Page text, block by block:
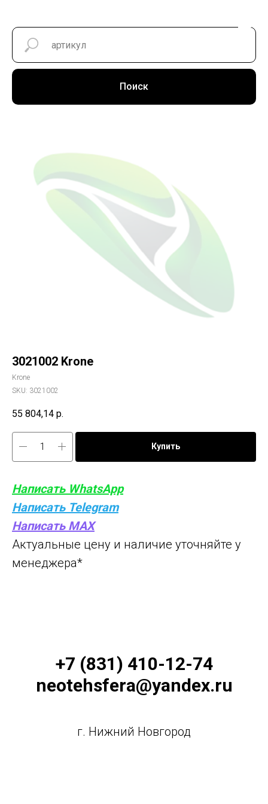
Поиск
3021002 Krone
Krone
SKU: 3021002
55 804,14 р.
Купить
Написать WhatsApp
Написать Telegram
Написать MAX
Актуальные цену и наличие уточняйте у
менеджера*
+7 (831) 410-12-74
neotehsfera@yandex.ru
г. Нижний Новгород